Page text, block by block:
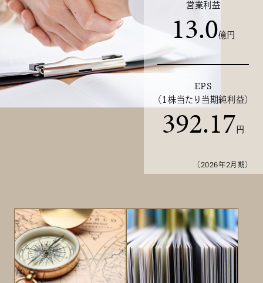
営業利益
13.0億円
EPS
（1株当たり当期純利益）
392.17 円
（2026年2月期）